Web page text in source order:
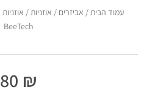
עמוד הבית / אביזרים / אוזניות
BeeTech
80 ₪